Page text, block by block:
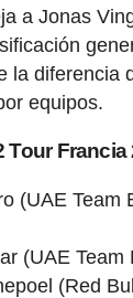
a Jonas
la diferencia
equipos.
Tour Francia
(UAE Team
(UAE
(Red